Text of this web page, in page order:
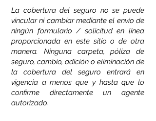
La cobertura del seguro no se puede
vincular ni cambiar mediante el envío de
ningún formulario / solicitud en línea
proporcionada en este sitio o de otra
manera. Ninguna carpeta, póliza de
seguro, cambio, adición o eliminación de
la cobertura del seguro entrará en
vigencia a menos que y hasta que lo
confirme directamente un agente
autorizado.